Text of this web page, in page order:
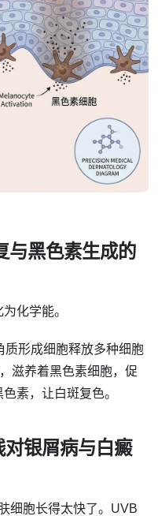
与黑色素生成的
化学能。
质形成细胞释放多种细胞
滋养着黑色素细胞，促
素，让白斑复色。
银屑病与白癜
细胞长得太快了。UVB